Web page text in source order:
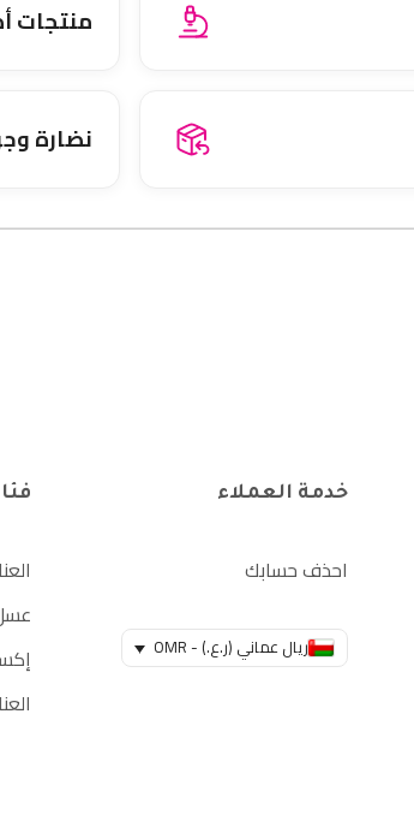
منتجات
نضارة
خدمة العملاء
احذف حسابك
ريال عماني (ر.ع.) - OMR